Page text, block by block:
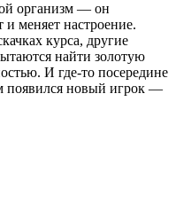
организм — он
меняет настроение.
курса, другие
найти золотую
И где-то посередине
появился новый игрок —